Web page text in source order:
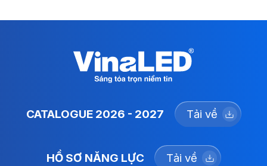
CATALOGUE 2026 - 2027 Tải về
HỒ SƠ NĂNG LỰC Tải về